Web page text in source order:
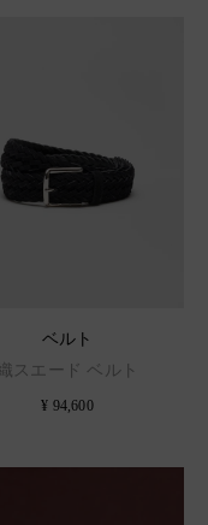
ベルト
スエード ベルト
¥ 94,600